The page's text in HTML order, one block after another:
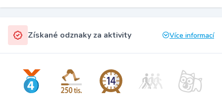
Získané odznaky za aktivity Více informací